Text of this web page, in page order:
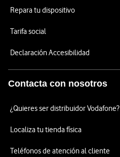
Repara tu dispositivo
Tarifa social
Declaración Accesibilidad
Contacta con nosotros
¿Quieres ser distribuidor Vodafone?
Localiza tu tienda física
Teléfonos de atención al cliente